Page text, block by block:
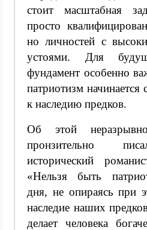
стоит масштабная
просто
но личностей с
устоями. Для
фундамент особенно
патриотизм
к наследию предков.
Об этой
пронзительно
исторический
«Нельзя быть
дня, не опираясь при
наследие наших
делает человека